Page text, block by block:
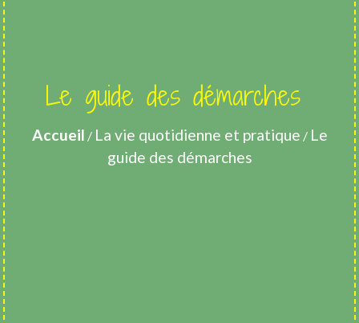
Le guide des démarches
Accueil / La vie quotidienne et pratique / Le
guide des démarches